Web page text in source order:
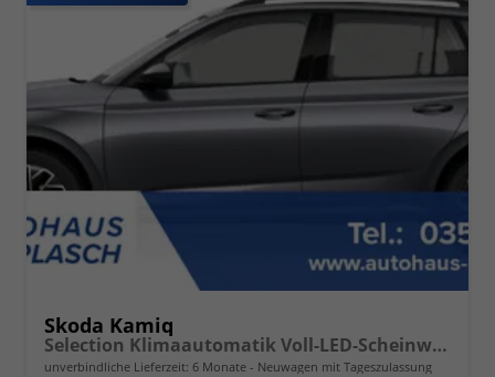
Skoda Kamiq
Selection Klimaautomatik Voll-LED-Scheinwerfer Tempomat
unverbindliche Lieferzeit: 6 Monate Neuwagen mit Tageszulassung